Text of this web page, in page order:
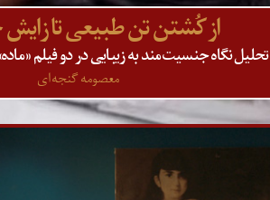
از کُشتن تن طبیعی تا زایش
تحلیل نگاه جنسیت‌مند به زیبایی در دو فیلم
معصومه گنجه‌ای